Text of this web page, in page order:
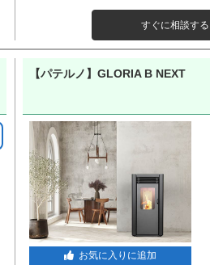
すぐに相談する
【パテルノ】GLORIA B NEXT
お気に入りに追加